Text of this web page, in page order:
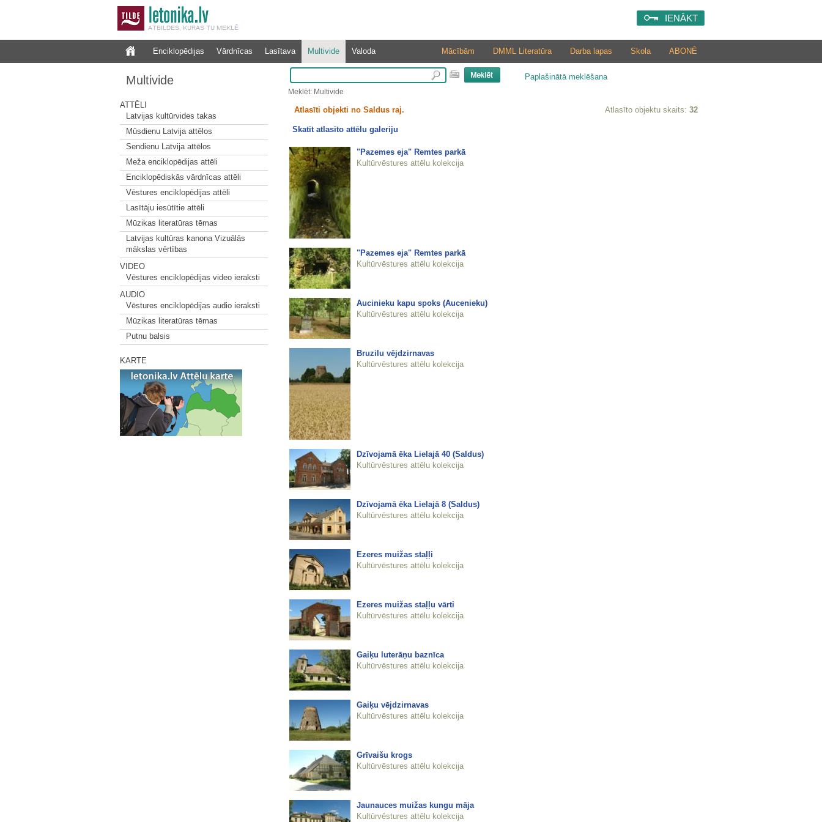
IENĀKT
Enciklopēdijas Vārdnīcas Lasītava Multivide Valoda ABONĒ
Skola
Darba lapas
DMML Literatūra
Mācībām
Multivide
ATTĒLI
Latvijas kultūrvides takas
Mūsdienu Latvija attēlos
Sendienu Latvija attēlos
Meža enciklopēdijas attēli
Enciklopēdiskās vārdnīcas attēli
Vēstures enciklopēdijas attēli
Lasītāju iesūtītie attēli
Mūzikas literatūras tēmas
Latvijas kultūras kanona Vizuālās
mākslas vērtības
VIDEO
Vēstures enciklopēdijas video ieraksti
AUDIO
Vēstures enciklopēdijas audio ieraksti
Mūzikas literatūras tēmas
Putnu balsis
KARTE
Paplašinātā meklēšana
Meklēt: Multivide
Atlasīti objekti no Saldus raj. Atlasīto objektu skaits: 32
Skatīt atlasīto attēlu galeriju
"Pazemes eja" Remtes parkā
Kultūrvēstures attēlu kolekcija
"Pazemes eja" Remtes parkā
Kultūrvēstures attēlu kolekcija
Aucinieku kapu spoks (Aucenieku)
Kultūrvēstures attēlu kolekcija
Bruzilu vējdzirnavas
Kultūrvēstures attēlu kolekcija
Dzīvojamā ēka Lielajā 40 (Saldus)
Kultūrvēstures attēlu kolekcija
Dzīvojamā ēka Lielajā 8 (Saldus)
Kultūrvēstures attēlu kolekcija
Ezeres muižas staļļi
Kultūrvēstures attēlu kolekcija
Ezeres muižas staļļu vārti
Kultūrvēstures attēlu kolekcija
Gaiķu luterāņu baznīca
Kultūrvēstures attēlu kolekcija
Gaiķu vējdzirnavas
Kultūrvēstures attēlu kolekcija
Grīvaišu krogs
Kultūrvēstures attēlu kolekcija
Jaunauces muižas kungu māja
Kultūrvēstures attēlu kolekcija